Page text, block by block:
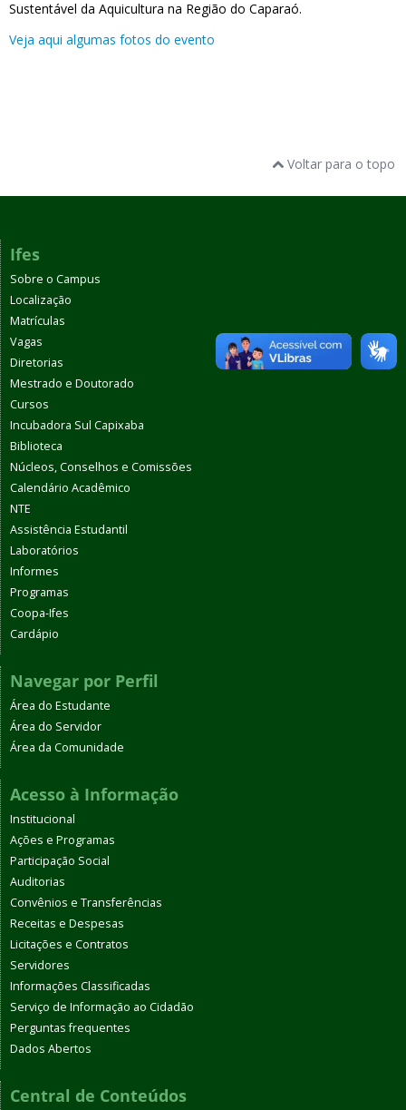
Sustentável da Aquicultura na Região do Caparaó.
Veja aqui algumas fotos do evento
Voltar para o topo
Ifes
Sobre o Campus
Localização
Matrículas
Vagas
Diretorias
Mestrado e Doutorado
Cursos
Incubadora Sul Capixaba
Biblioteca
Núcleos, Conselhos e Comissões
Calendário Acadêmico
NTE
Assistência Estudantil
Laboratórios
Informes
Programas
Coopa-Ifes
Cardápio
Navegar por Perfil
Área do Estudante
Área do Servidor
Área da Comunidade
Acesso à Informação
Institucional
Ações e Programas
Participação Social
Auditorias
Convênios e Transferências
Receitas e Despesas
Licitações e Contratos
Servidores
Informações Classificadas
Serviço de Informação ao Cidadão
Perguntas frequentes
Dados Abertos
Central de Conteúdos